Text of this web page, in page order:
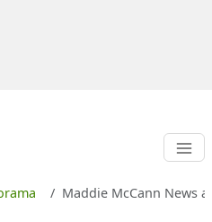
Maddie McCann News